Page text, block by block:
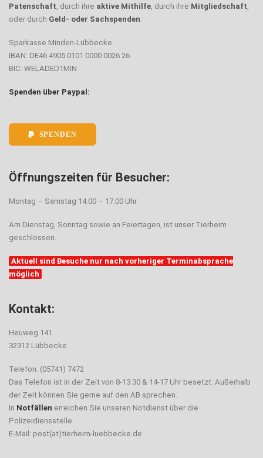
Patenschaft, durch ihre aktive Mithilfe, durch ihre Mitgliedschaft,
oder durch Geld- oder Sachspenden.
Sparkasse Minden-Lübbecke
IBAN: DE46 4905 0101 0000 0026 26
BIC: WELADED1MIN
Spenden über Paypal:
SPENDEN
Öffnungszeiten für Besucher:
Montag – Samstag 14.00 – 17.00 Uhr
Am Dienstag, Sonntag sowie an Feiertagen, ist unser Tierheim
geschlossen.
Aktuell sind Besuche nur nach vorheriger Terminabsprache
möglich
Kontakt:
Heuweg 141
32312 Lübbecke
Telefon: (05741) 7472
Das Telefon ist in der Zeit von 8-13.30 & 14-17 Uhr besetzt. Außerhalb
der Zeit können Sie gerne auf den AB sprechen.
In Notfällen erreichen Sie unseren Notdienst über die
Polizeidiensstelle.
E-Mail: post(at)tierheim-luebbecke.de